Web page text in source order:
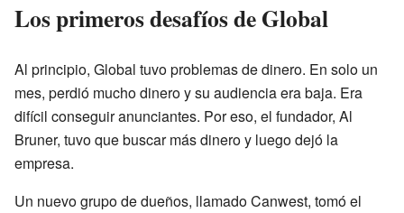
Los primeros desafíos de Global
Al principio, Global tuvo problemas de dinero. En solo un
mes, perdió mucho dinero y su audiencia era baja. Era
difícil conseguir anunciantes. Por eso, el fundador, Al
Bruner, tuvo que buscar más dinero y luego dejó la
empresa.
Un nuevo grupo de dueños, llamado Canwest, tomó el